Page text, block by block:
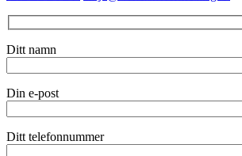
Ditt namn
Din e-post
Ditt telefonnummer